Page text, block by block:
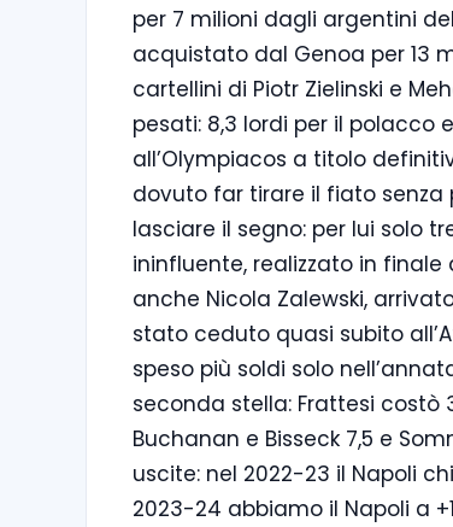
per 7 milioni dagli argentini
acquistato dal Genoa per 13
cartellini di Piotr Zielinski e
pesati: 8,3 lordi per il polacco
all’Olympiacos a titolo
dovuto far tirare il fiato senza
lasciare il segno: per lui solo
ininfluente, realizzato in
anche Nicola Zalewski,
stato ceduto quasi subito
speso più soldi solo
seconda stella: Frattesi costò
Buchanan e Bisseck 7,5 e
uscite: nel 2022-23 il Napoli
2023-24 abbiamo il Napoli a